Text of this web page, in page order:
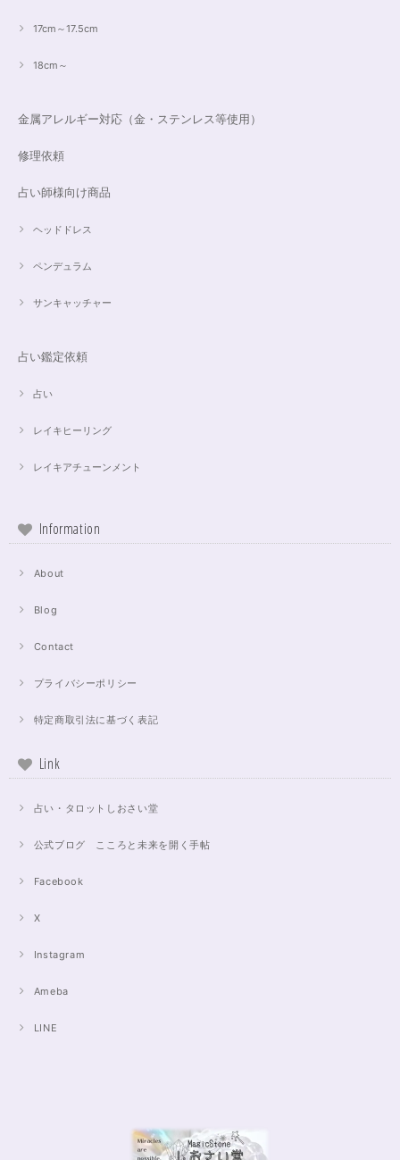
17cm～17.5cm
18cm～
金属アレルギー対応（金・ステンレス等使用）
修理依頼
占い師様向け商品
ヘッドドレス
ペンデュラム
サンキャッチャー
占い鑑定依頼
占い
レイキヒーリング
レイキアチューンメント
Information
About
Blog
Contact
プライバシーポリシー
特定商取引法に基づく表記
Link
占い・タロットしおさい堂
公式ブログ こころと未来を開く手帖
Facebook
X
Instagram
Ameba
LINE